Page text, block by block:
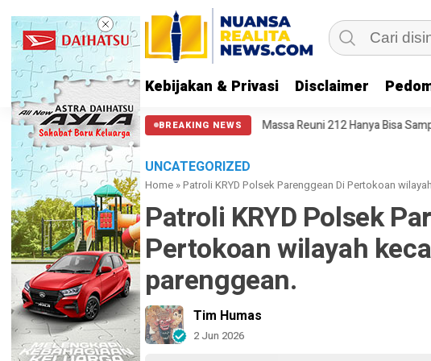
Kebijakan & Privasi Disclaimer
BREAKING NEWS
Aparat Punya Hati Nurani Massa Reuni 212 Hanya Bisa Sampai Thamrin, Putar
UNCATEGORIZED
Home »‎Patroli KRYD Polsek Parenggean Di Pertokoan
‎Patroli KRYD Polsek
Pertokoan wilayah
parenggean. ‎
Tim Humas
2 Jun 2026